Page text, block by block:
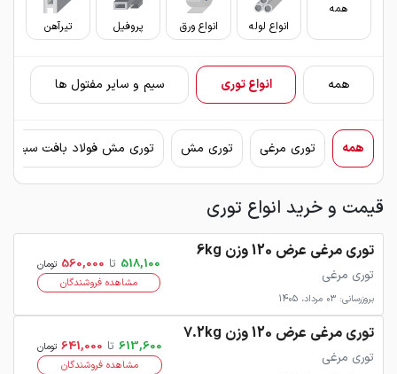
همه
انواع لوله
انواع ورق پروفیل تیرآهن
همه انواع توری سیم و سایر مفتول ها
همه توری مرغی توری مش توری مش فولاد بافت سبحان
قیمت و خرید انواع توری
توری مرغی عرض 120 وزن 6kg
توری مرغی
بروزرسانی: 03 مرداد، 1405
518,100 تا 560,000 تومان
مشاهده فروشندگان
توری مرغی عرض 120 وزن 7.2kg
توری مرغی
613,600 تا 641,000 تومان
مشاهده فروشندگان